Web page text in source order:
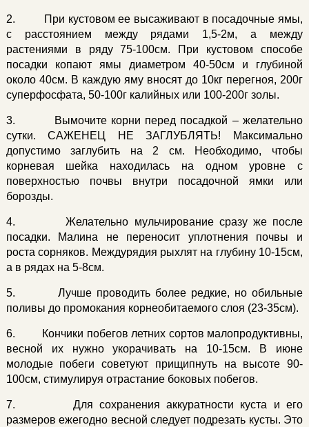
2. При кустовом ее высаживают в посадочные ямы,
с расстоянием между рядами 1,5-2м, а между
растениями в ряду 75-100см. При кустовом способе
посадки копают ямы диаметром 40-50см и глубиной
около 40см. В каждую яму вносят до 10кг перегноя, 200г
суперфосфата, 50-100г калийных или 100-200г золы.
3. Вымочите корни перед посадкой – желательно
сутки. САЖЕНЕЦ НЕ ЗАГЛУБЛЯТЬ! Максимально
допустимо заглубить на 2 см. Необходимо, чтобы
корневая шейка находилась на одном уровне с
поверхностью почвы внутри посадочной ямки или
борозды.
4. Желательно мульчирование сразу же после
посадки. Малина не переносит уплотнения почвы и
роста сорняков. Междурядия рыхлят на глубину 10-15см,
а в рядах на 5-8см.
5. Лучше проводить более редкие, но обильные
поливы до промокания корнеобитаемого слоя (23-35см).
6. Кончики побегов летних сортов малопродуктивны,
весной их нужно укорачивать на 10-15см. В июне
молодые побеги советуют прищипнуть на высоте 90-
100см, стимулируя отрастание боковых побегов.
7. Для сохранения аккуратности куста и его
размеров ежегодно весной следует подрезать кусты. Это